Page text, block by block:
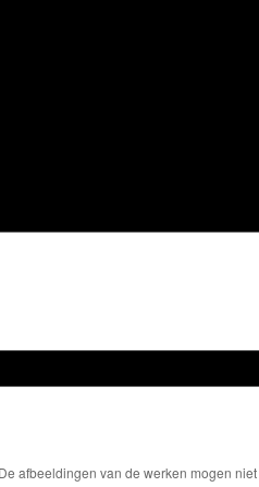
afbeeldingen van de werken mogen niet